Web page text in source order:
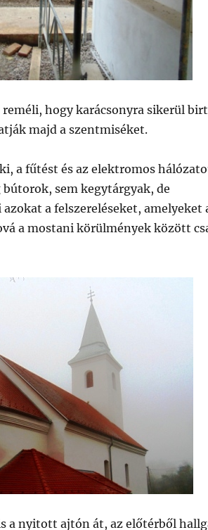
hogy karácsonyra sikerül
majd a szentmiséket.
a fűtést és az elektromos
sem kegytárgyak, de
a felszereléseket, amelyeket
a mostani körülmények között
a nyitott ajtón át, az előtérből